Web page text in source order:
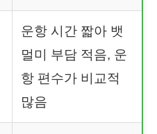
운항 시간 짧아 뱃
멀미 부담 적음, 운
항 편수가 비교적
많음